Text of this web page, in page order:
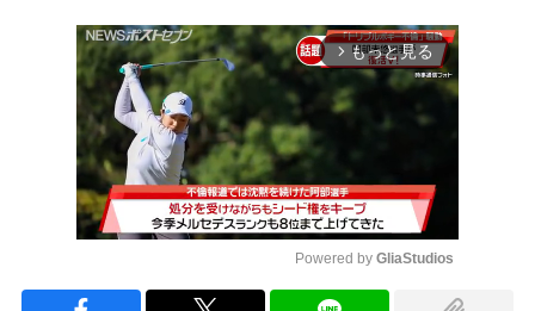
arrow_forward_ios もっと見る
Powered by GliaStudios